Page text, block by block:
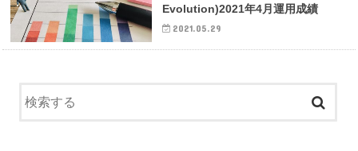
Evolution)2021年4月運用成績
2021.05.29